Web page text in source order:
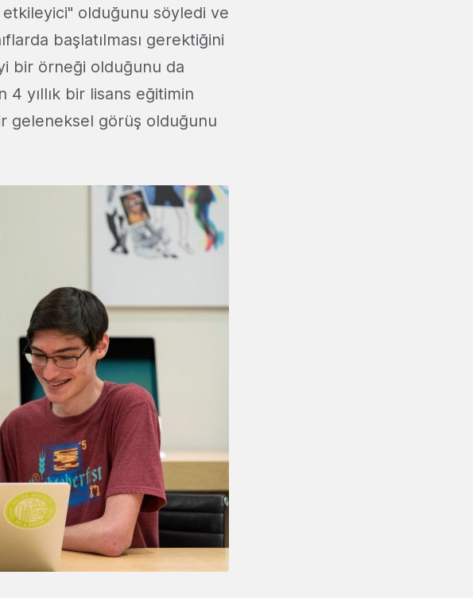
etkileyici" olduğunu söyledi ve
başlatılması gerektiğini
bir örneği olduğunu da
yıllık bir lisans eğitimin
geleneksel görüş olduğunu